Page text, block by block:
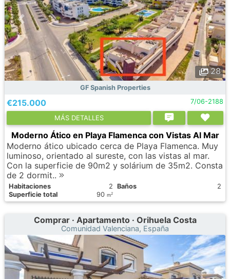
28
GF Spanish Properties
€215.000 7/06-2188
МÁS DETALLES
Moderno Ático en Playa Flamenca con Vistas Al Mar
Moderno ático ubicado cerca de Playa Flamenca. Muy
luminoso, orientado al sureste, con las vistas al mar.
Con la superficie de 90m2 y solárium de 35m2. Consta
de 2 dormit..
Habitaciones 2 Baños
2
Superficie total
90 m2
Comprar · Apartamento · Orihuela Costa
Comunidad Valenciana, España